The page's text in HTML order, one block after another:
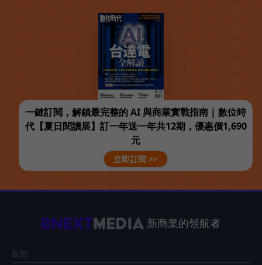
一鍵訂閱，解鎖最完整的 AI 與商業實戰指南 | 數位時
代【夏日閱讀展】訂一年送一年共12期，優惠價1,690
元
立即訂閱 >>
新商業的領航者
媒體